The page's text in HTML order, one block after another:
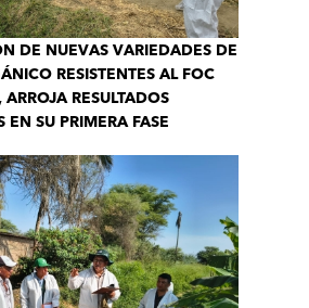
DE NUEVAS VARIEDADES DE
RESISTENTES AL FOC
ARROJA RESULTADOS
EN SU PRIMERA FASE